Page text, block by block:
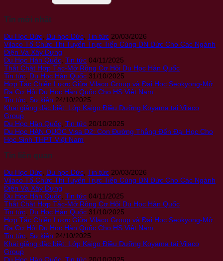
Tin mới nhất
Du Học Đức Du học Đức Tin tức 20/03/2026
Vilaco Tổ Chức Thi Tuyển Trực Tiếp Cùng DN Đức Cho Các Ngành
Điện Và Xây Dựng
Du Học Hàn Quốc Tin tức 04/11/2025
Thắt Chặt Hợp Tác-Mở Rộng Cơ Hội Du Học Hàn Quốc
Tin tức Du Học Hàn Quốc 31/10/2025
Hợp Tác Chiến Lược Giữa Vilaco Group và Đại Học Seokyong-Mở
Ra Cơ Hội Du Học Hàn Quốc Cho HS Việt Nam
Tin tức Sự kiện 24/10/2025
Khai giảng đặc biệt: Lớp Kaigo Điều Dưỡng Koyama tại Vilaco
Group
Du Học Hàn Quốc Tin tức 20/10/2025
Du Học HÀN QUỐC Visa D2: Con Đường Thẳng Đến Đại Học Cho
Học Sinh THPT Việt Nam
Tin liên quan
Du Học Đức Du học Đức Tin tức 20/03/2026
Vilaco Tổ Chức Thi Tuyển Trực Tiếp Cùng DN Đức Cho Các Ngành
Điện Và Xây Dựng
Du Học Hàn Quốc Tin tức 04/11/2025
Thắt Chặt Hợp Tác-Mở Rộng Cơ Hội Du Học Hàn Quốc
Tin tức Du Học Hàn Quốc 31/10/2025
Hợp Tác Chiến Lược Giữa Vilaco Group và Đại Học Seokyong-Mở
Ra Cơ Hội Du Học Hàn Quốc Cho HS Việt Nam
Tin tức Sự kiện 24/10/2025
Khai giảng đặc biệt: Lớp Kaigo Điều Dưỡng Koyama tại Vilaco
Group
Du Học Hàn Quốc Tin tức 20/10/2025